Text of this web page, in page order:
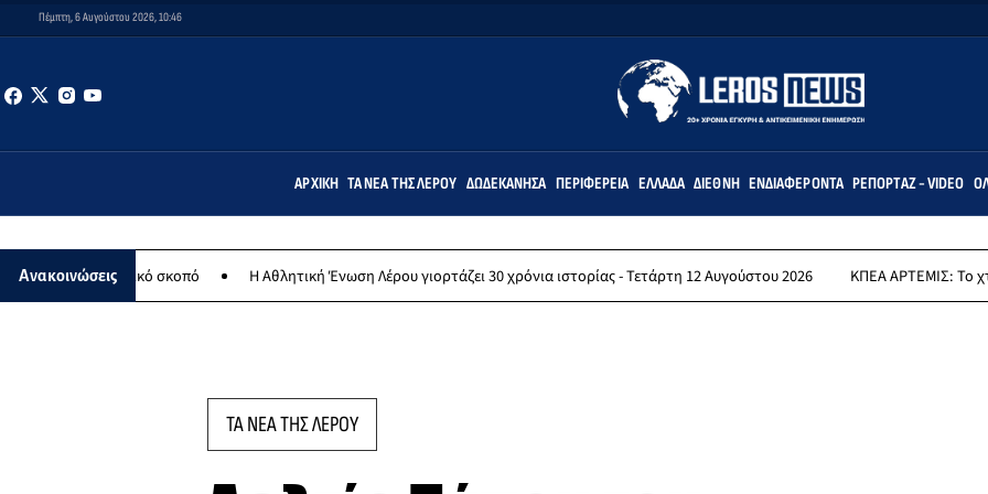
Πέμπτη, 6 Αυγούστου 2026, 10:46
ΑΡΧΙΚΉ ΤΑ ΝΈΑ ΤΗΣ ΛΈΡΟΥ ΔΩΔΕΚΆΝΗΣΑ ΠΕΡΙΦΈΡΕΙΑ ΕΛΛΆΔΑ ΔΙΕΘΝΉ ΕΝΔΙΑΦΈΡΟΝΤΑ ΡΕΠΟΡΤΆΖ - VIDEO
Ανακοινώσεις
σκοπό Η Αθλητική Ένωση Λέρου γιορτάζει 30 χρόνια ιστορίας - Τετάρτη 12 Αυγούστου 2026 ΚΠΕΑ ΑΡΤΕΜΙΣ: Το
ΤΑ ΝΕΑ ΤΗΣ ΛΕΡΟΥ